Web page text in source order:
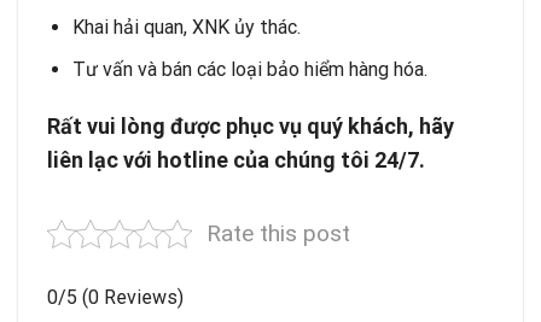
Khai hải quan, XNK ủy thác.
Tư vấn và bán các loại bảo hiểm hàng hóa.
Rất vui lòng được phục vụ quý khách, hãy
liên lạc với hotline của chúng tôi 24/7.
Rate this post
0/5 (0 Reviews)